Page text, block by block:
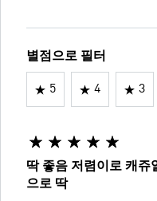
별점으로 필터
5 4 3
딱 좋음 저렴이로 캐쥬
으로 딱